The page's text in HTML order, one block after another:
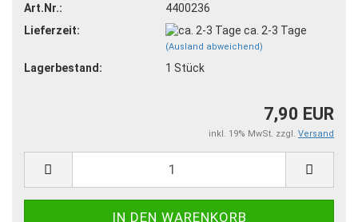
Art.Nr.:
4400236
Lieferzeit:
ca. 2-3 Tage
(Ausland abweichend)
Lagerbestand: 1 Stück
7,90 EUR
inkl. 19% MwSt. zzgl. Versand